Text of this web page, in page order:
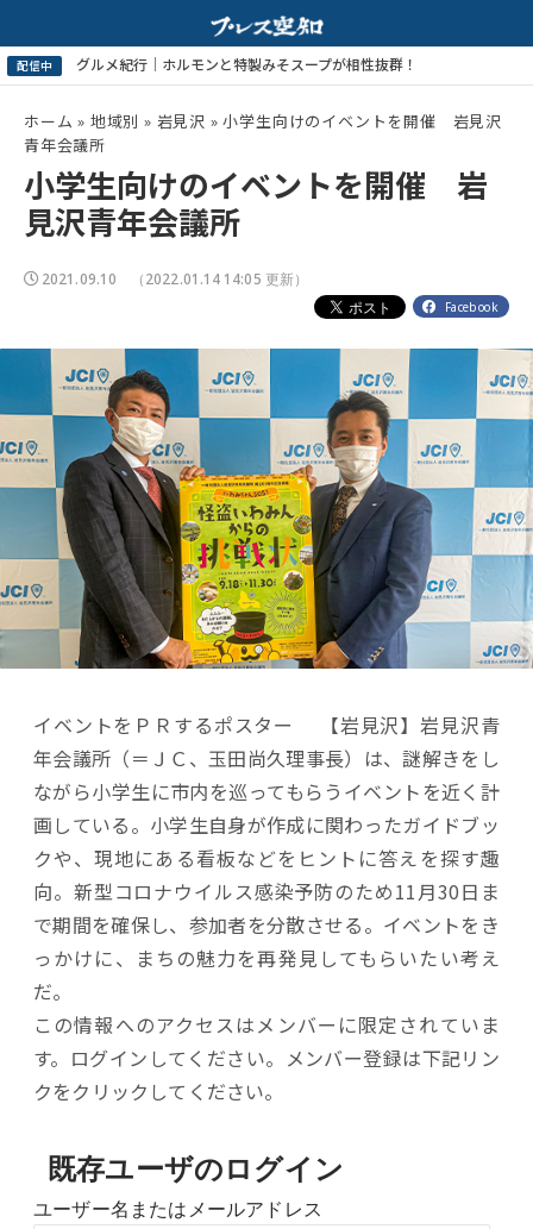
ホーム » 地域別 » 岩見沢 »小学生向けのイベントを開催 岩見沢
青年会議所
小学生向けのイベントを開催 岩
見沢青年会議所
2021.09.10 （2022.01.14 14:05 更新）
Facebook
イベントをＰＲするポスター 【岩見沢】岩見沢青
年会議所（＝ＪＣ、玉田尚久理事長）は、謎解きをし
ながら小学生に市内を巡ってもらうイベントを近く計
画している。小学生自身が作成に関わったガイドブッ
クや、現地にある看板などをヒントに答えを探す趣
向。新型コロナウイルス感染予防のため11月30日ま
で期間を確保し、参加者を分散させる。イベントをき
っかけに、まちの魅力を再発見してもらいたい考え
だ。
この情報へのアクセスはメンバーに限定されていま
す。ログインしてください。メンバー登録は下記リン
クをクリックしてください。
既存ユーザのログイン
ユーザー名またはメールアドレス